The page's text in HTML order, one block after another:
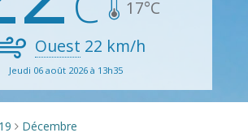
17°C
Ouest 22 km/h
Jeudi 06 août 2026 à 13h35
> Décembre